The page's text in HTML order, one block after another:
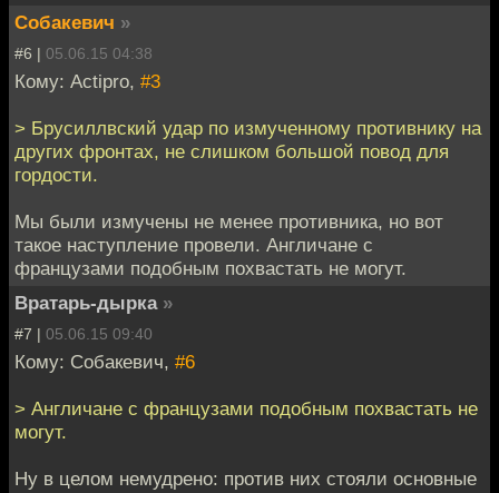
Собакевич »
#6 | 05.06.15 04:38
Кому: Actipro, #3
> Брусиллвский удар по измученному противнику на
других фронтах, не слишком большой повод для
гордости.
Мы были измучены не менее противника, но вот
такое наступление провели. Англичане с
французами подобным похвастать не могут.
Вратарь-дырка »
#7 | 05.06.15 09:40
Кому: Собакевич, #6
> Англичане с французами подобным похвастать не
могут.
Ну в целом немудрено: против них стояли основные